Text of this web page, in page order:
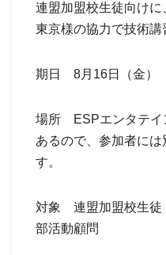
連盟加盟校生徒向けに
東京様の協力で技術講
期日 8月16日（金）
場所 ESPエンタテ
あるので、参加者には
す。
対象 連盟加盟校生
部活動顧問